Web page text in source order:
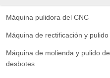
Máquina pulidora del CNC
Máquina de rectificación y pulido
Máquina de molienda y pulido de
desbotes